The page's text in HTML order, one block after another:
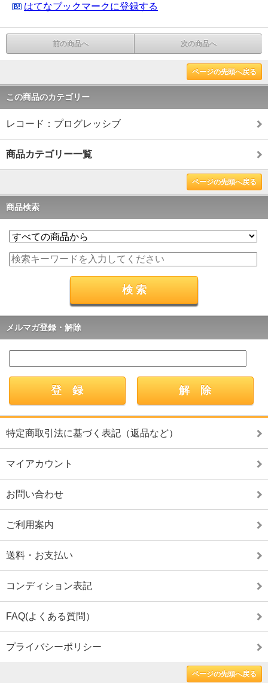
はてなブックマークに登録する
前の商品へ 次の商品へ
ページの先頭へ戻る
この商品のカテゴリー
レコード：プログレッシブ
商品カテゴリー一覧
ページの先頭へ戻る
商品検索
メルマガ登録・解除
特定商取引法に基づく表記（返品など）
マイアカウント
お問い合わせ
ご利用案内
送料・お支払い
コンディション表記
FAQ(よくある質問）
プライバシーポリシー
ページの先頭へ戻る